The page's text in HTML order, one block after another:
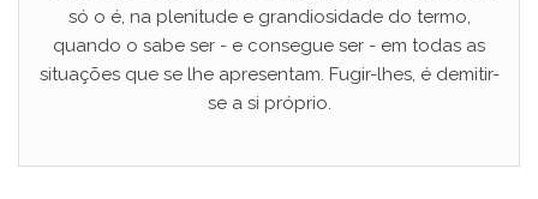
só o é, na plenitude e grandiosidade do termo,
quando o sabe ser - e consegue ser - em todas as
situações que se lhe apresentam. Fugir-lhes, é demitir-
se a si próprio.